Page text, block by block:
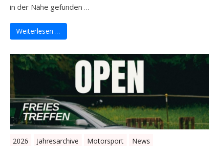
in der Nähe gefunden …
Weiterlesen …
2026 Jahresarchive Motorsport News